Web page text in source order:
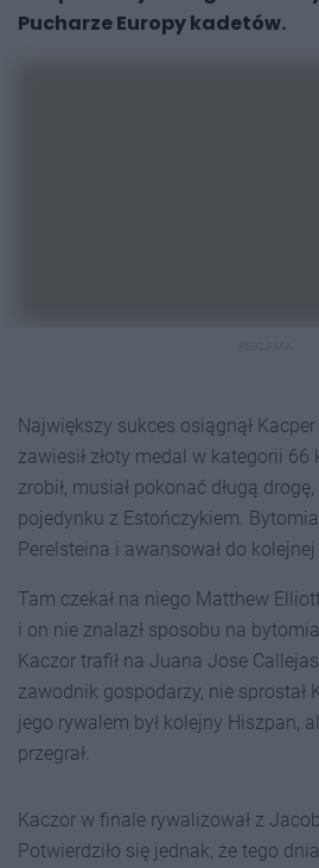
Pucharze Europy kadetów.
Największy sukces osiągnął
zawiesił złoty medal w kategorii
zrobił, musiał pokonać długą
pojedynku z Estończykiem.
Perelsteina i awansował do kolejnej
Tam czekał na niego Matthew
i on nie znalazł sposobu na
Kaczor trafił na Juana Jose
zawodnik gospodarzy, nie sprostał
jego rywalem był kolejny Hiszpan,
przegrał.
Kaczor w finale rywalizował z
Potwierdziło się jednak, że tego